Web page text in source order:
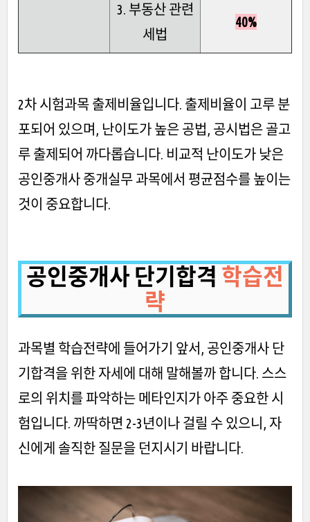
3. 부동산 관련
세법
40%
2차 시험과목 출제비율입니다. 출제비율이 고루 분
포되어 있으며, 난이도가 높은 공법, 공시법은 골고
루 출제되어 까다롭습니다. 비교적 난이도가 낮은
공인중개사 중개실무 과목에서 평균점수를 높이는
것이 중요합니다.
공인중개사 단기합격 학습전
략
과목별 학습전략에 들어가기 앞서, 공인중개사 단
기합격을 위한 자세에 대해 말해볼까 합니다. 스스
로의 위치를 파악하는 메타인지가 아주 중요한 시
험입니다. 까딱하면 2-3년이나 걸릴 수 있으니, 자
신에게 솔직한 질문을 던지시기 바랍니다.